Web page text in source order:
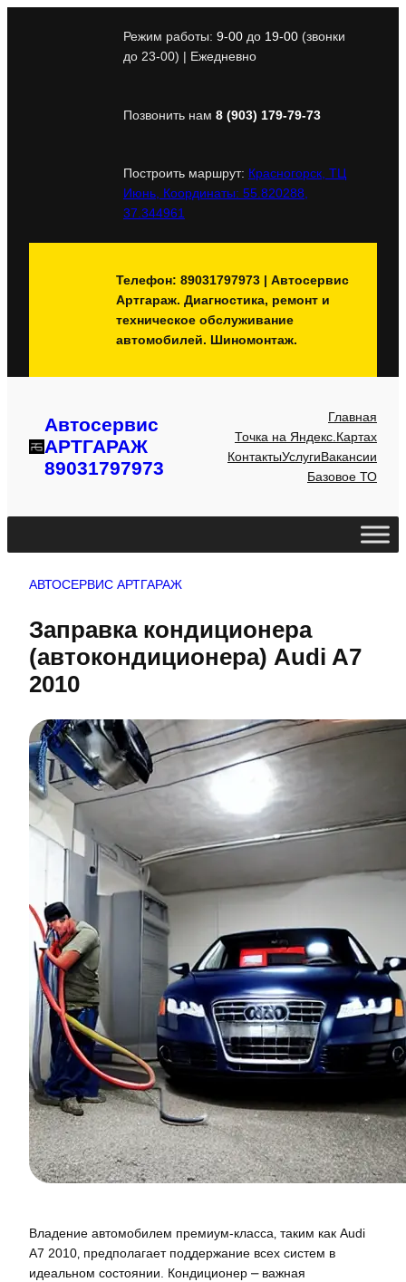
Режим работы: 9-00 до 19-00 (звонки
до 23-00) | Ежедневно
Позвонить нам 8 (903) 179-79-73
Построить маршрут: Красногорск, ТЦ
Июнь, Координаты: 55.820288,
37.344961
Телефон: 89031797973 | Автосервис
Артгараж. Диагностика, ремонт и
техническое обслуживание
автомобилей. Шиномонтаж.
Автосервис
АРТГАРАЖ
89031797973
Главная
Точка на Яндекс.Картах
КонтактыУслугиВакансии
Базовое ТО
АВТОСЕРВИС АРТГАРАЖ
Заправка кондиционера
(автокондиционера) Audi A7
2010
Владение автомобилем премиум-класса‚ таким как Audi
A7 2010‚ предполагает поддержание всех систем в
идеальном состоянии. Кондиционер ⎼ важная